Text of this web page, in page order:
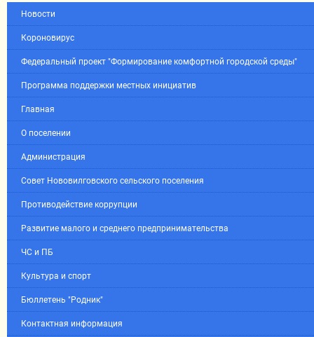
Новости
Короновирус
Федеральный проект "Формирование комфортной городской среды"
Программа поддержки местных инициатив
Главная
О поселении
Администрация
Совет Нововилговского сельского поселения
Противодействие коррупции
Развитие малого и среднего предпринимательства
ЧС и ПБ
Культура и спорт
Бюллетень "Родник"
Контактная информация